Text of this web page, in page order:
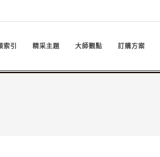
索引 精采主題 大師觀點 訂購方案